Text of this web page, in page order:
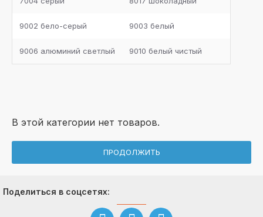
9002 бело-серый 9003 белый
9006 алюминий светлый 9010 белый чистый
В этой категории нет товаров.
ПРОДОЛЖИТЬ
Поделиться в соцсетях: